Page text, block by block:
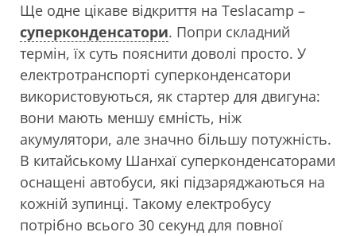
Ще одне цікаве відкриття на Teslacamp –
суперконденсатори. Попри складний
термін, їх суть пояснити доволі просто. У
електротранспорті суперконденсатори
використовуються, як стартер для двигуна:
вони мають меншу ємність, ніж
акумулятори, але значно більшу потужність.
В китайському Шанхаї суперконденсаторами
оснащені автобуси, які підзаряджаються на
кожній зупинці. Такому електробусу
потрібно всього 30 секунд для повної